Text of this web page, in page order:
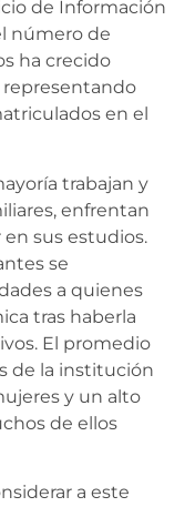
de Información
número de
ha crecido
representando
en el
trabajan y
enfrentan
en sus estudios.
se
a quienes
tras haberla
El promedio
de la institución
y un alto
de ellos
a este